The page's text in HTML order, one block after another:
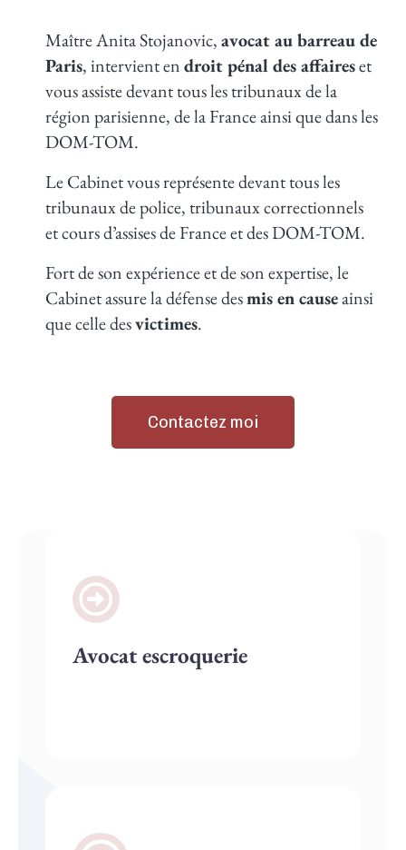
Maître Anita Stojanovic,avocat au barreau de
Paris, intervient endroit pénal des affaireset
vous assiste devant tous les tribunaux de la
région parisienne, de la France ainsi que dans les
DOM-TOM.
Le Cabinet vous représente devant tous les
tribunaux de police, tribunaux correctionnels
et cours d’assises de France et des DOM-TOM.
Fort de son expérience et de son expertise, le
Cabinet assure la défense desmis en causeainsi
que celle desvictimes.
Contactez moi
Avocat escroquerie